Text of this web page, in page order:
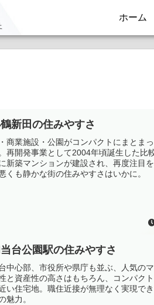
ホーム
新田の住みやすさ
商業施設・公園がコンパクトにまとま
再開発事業として2004年頃誕生した比
新築マンションが建設され、再度注目
くも静かな街の住みやすさはいかに。
台公園駅の住みやすさ
中心部、市役所や県庁も並ぶ、人気の
と資産性の高さはもちろん、コンパク
い住宅地。職住近接が無理なく実現で
魅力。